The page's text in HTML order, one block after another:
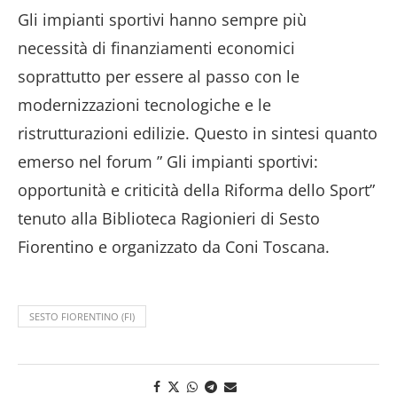
Gli impianti sportivi hanno sempre più
necessità di finanziamenti economici
soprattutto per essere al passo con le
modernizzazioni tecnologiche e le
ristrutturazioni edilizie. Questo in sintesi quanto
emerso nel forum ” Gli impianti sportivi:
opportunità e criticità della Riforma dello Sport”
tenuto alla Biblioteca Ragionieri di Sesto
Fiorentino e organizzato da Coni Toscana.
SESTO FIORENTINO (FI)